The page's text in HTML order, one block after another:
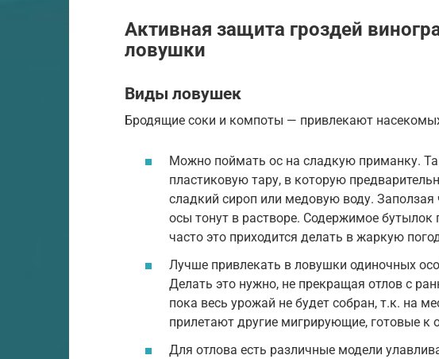
Активная защита гроздей
ловушки
Виды ловушек
Бродящие соки и компоты — привлекают
Можно поймать ос на сладкую приманку.
пластиковую тару, в которую
сладкий сироп или медовую воду. Заползая
осы тонут в растворе. Содержимое
часто это приходится делать в жаркую
Лучше привлекать в ловушки одиночных
Делать это нужно, не прекращая отлов с
пока весь урожай не будет собран, т.к. на
прилетают другие мигрирующие, готовые к
Для отлова есть различные модели